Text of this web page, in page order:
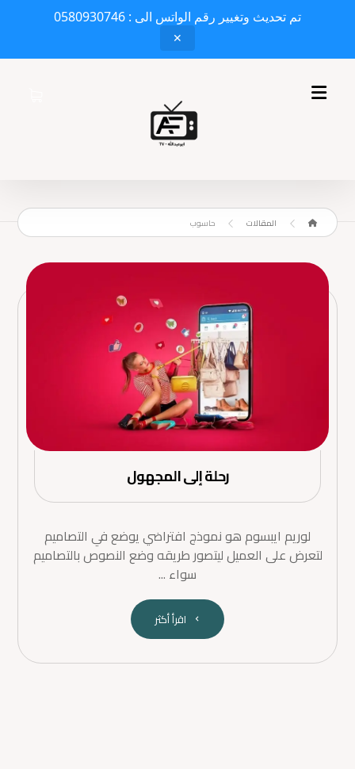
تم تحديث وتغيير رقم الواتس الى : 0580930746
✕
المقالات حاسوب
رحلة إلى المجهول
لوريم ايبسوم هو نموذج افتراضي يوضع في التصاميم
لتعرض على العميل ليتصور طريقه وضع النصوص بالتصاميم
سواء ...
اقرأ أكثر